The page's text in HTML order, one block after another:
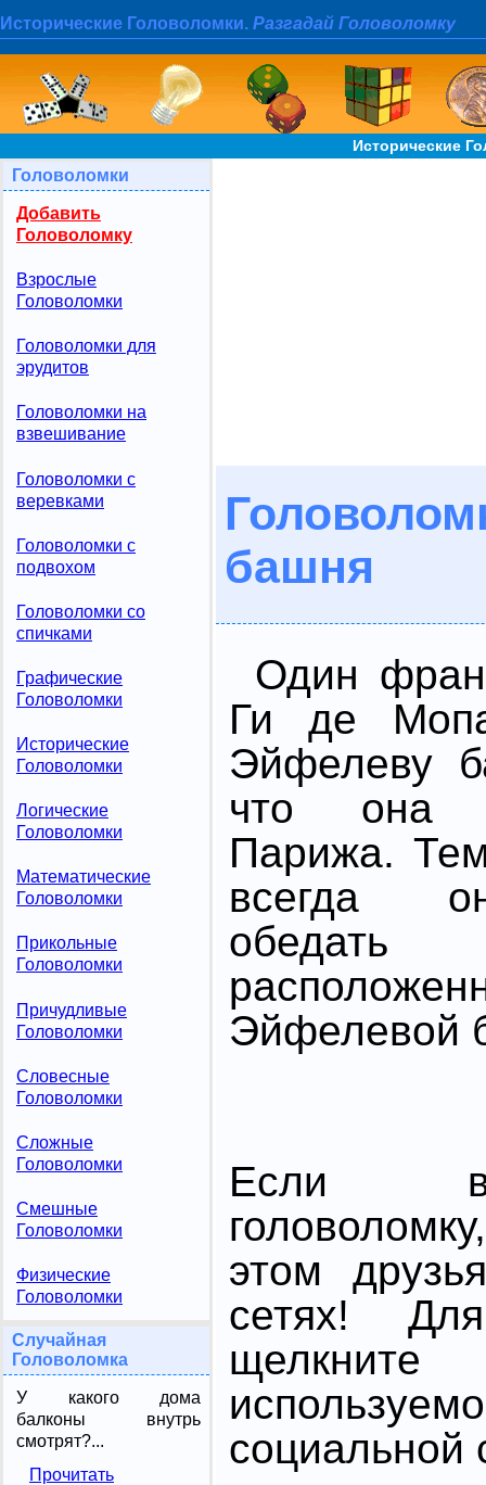
Исторические Головоломки. Разгадай Головоломку
Исторические
Головоломки
Добавить
Головоломку
Взрослые
Головоломки
Головоломки для
эрудитов
Головоломки на
взвешивание
Головоломки с
веревками
Головоломки с
подвохом
Головоломки со
спичками
Графические
Головоломки
Исторические
Головоломки
Логические
Головоломки
Математические
Головоломки
Прикольные
Головоломки
Причудливые
Головоломки
Словесные
Головоломки
Сложные
Головоломки
Смешные
Головоломки
Физические
Головоломки
Случайная
Головоломка
У какого дома
балконы внутрь
смотрят?...
Прочитать
башня
Один
Ги де
Эйфелеву
что она
Парижа.
всегда
обедать
Эйфелевой
Если
этом
сетях!
социальной